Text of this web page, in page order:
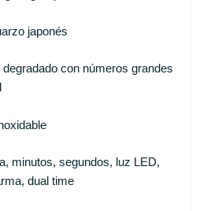
japonés
degradado con números grandes
minutos, segundos, luz LED,
dual time